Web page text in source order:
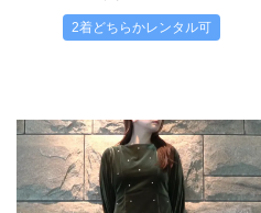
2着どちらかレンタル可